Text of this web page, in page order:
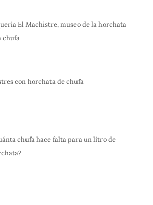
El Machistre, museo de la horchata
chufa
con horchata de chufa
chufa hace falta para un litro de